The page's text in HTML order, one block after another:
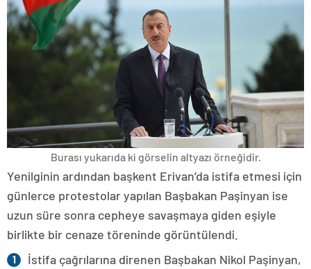
Burası yukarıda ki görselin altyazı örneğidir.
Yenilginin ardından başkent Erivan’da istifa etmesi için
günlerce protestolar yapılan Başbakan Paşinyan ise
uzun süre sonra cepheye savaşmaya giden eşiyle
birlikte bir cenaze töreninde görüntülendi.
İstifa çağrılarına direnen Başbakan Nikol Paşinyan,